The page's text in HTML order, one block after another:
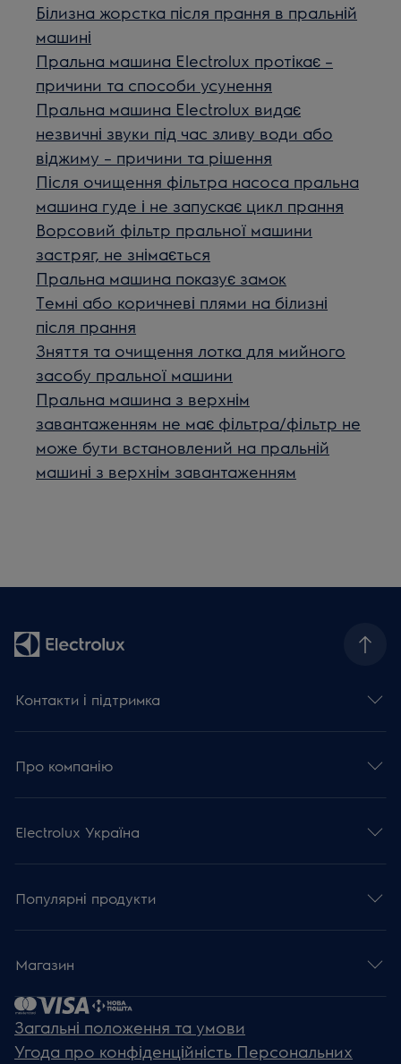
Білизна жорстка після прання в пральній
машині
Пральна машина Electrolux протікає –
причини та способи усунення
Пральна машина Electrolux видає
незвичні звуки під час зливу води або
віджиму – причини та рішення
Після очищення фільтра насоса пральна
машина гуде і не запускає цикл прання
Ворсовий фільтр пральної машини
застряг, не знімається
Пральна машина показує замок
Темні або коричневі плями на білизні
після прання
Зняття та очищення лотка для мийного
засобу пральної машини
Пральна машина з верхнім
завантаженням не має фільтра/фільтр не
може бути встановлений на пральній
машині з верхнім завантаженням
Контакти і підтримка
Про компанію
Electrolux Україна
Популярні продукти
Магазин
Загальні положення та умови
Угода про конфіденційність Персональних